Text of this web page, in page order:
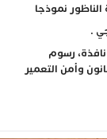
نموذجا
.
رسوم
وأمن التعمير